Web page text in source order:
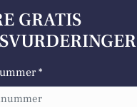
GRATIS
*